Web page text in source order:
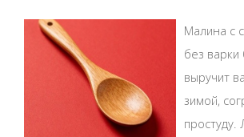
Малина с
без варки
выручит
зимой,